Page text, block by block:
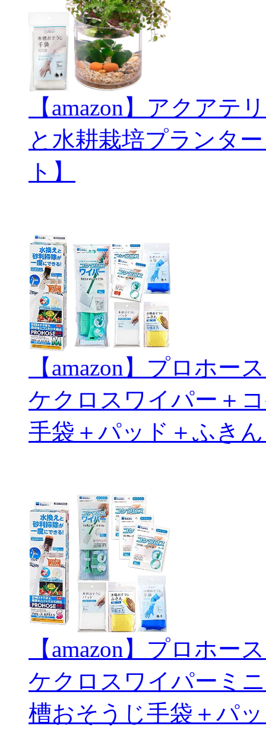
【amazon】アクアテ
と水耕栽培プランタ
ト】
【amazon】プロホ
ケクロスワイパー＋
手袋＋パッド＋ふき
【amazon】プロホー
ケクロスワイパーミ
槽おそうじ手袋＋パ